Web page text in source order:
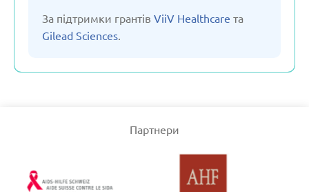
За підтримки грантів ViiV Healthcare та
Gilead Sciences.
Словенія
Чеська республіка
Партнери